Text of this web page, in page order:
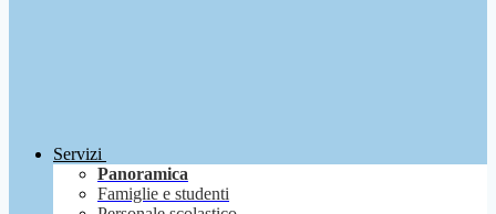
Servizi
Panoramica
Famiglie e studenti